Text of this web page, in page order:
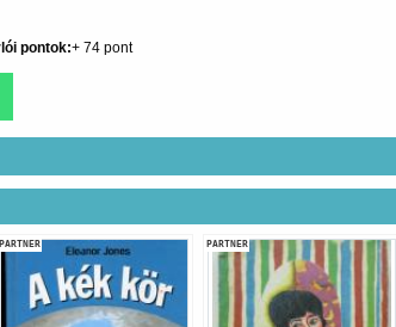
pontok 74
PARTNER PARTNER